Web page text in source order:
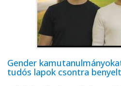
Gender
tudós lapok csontra